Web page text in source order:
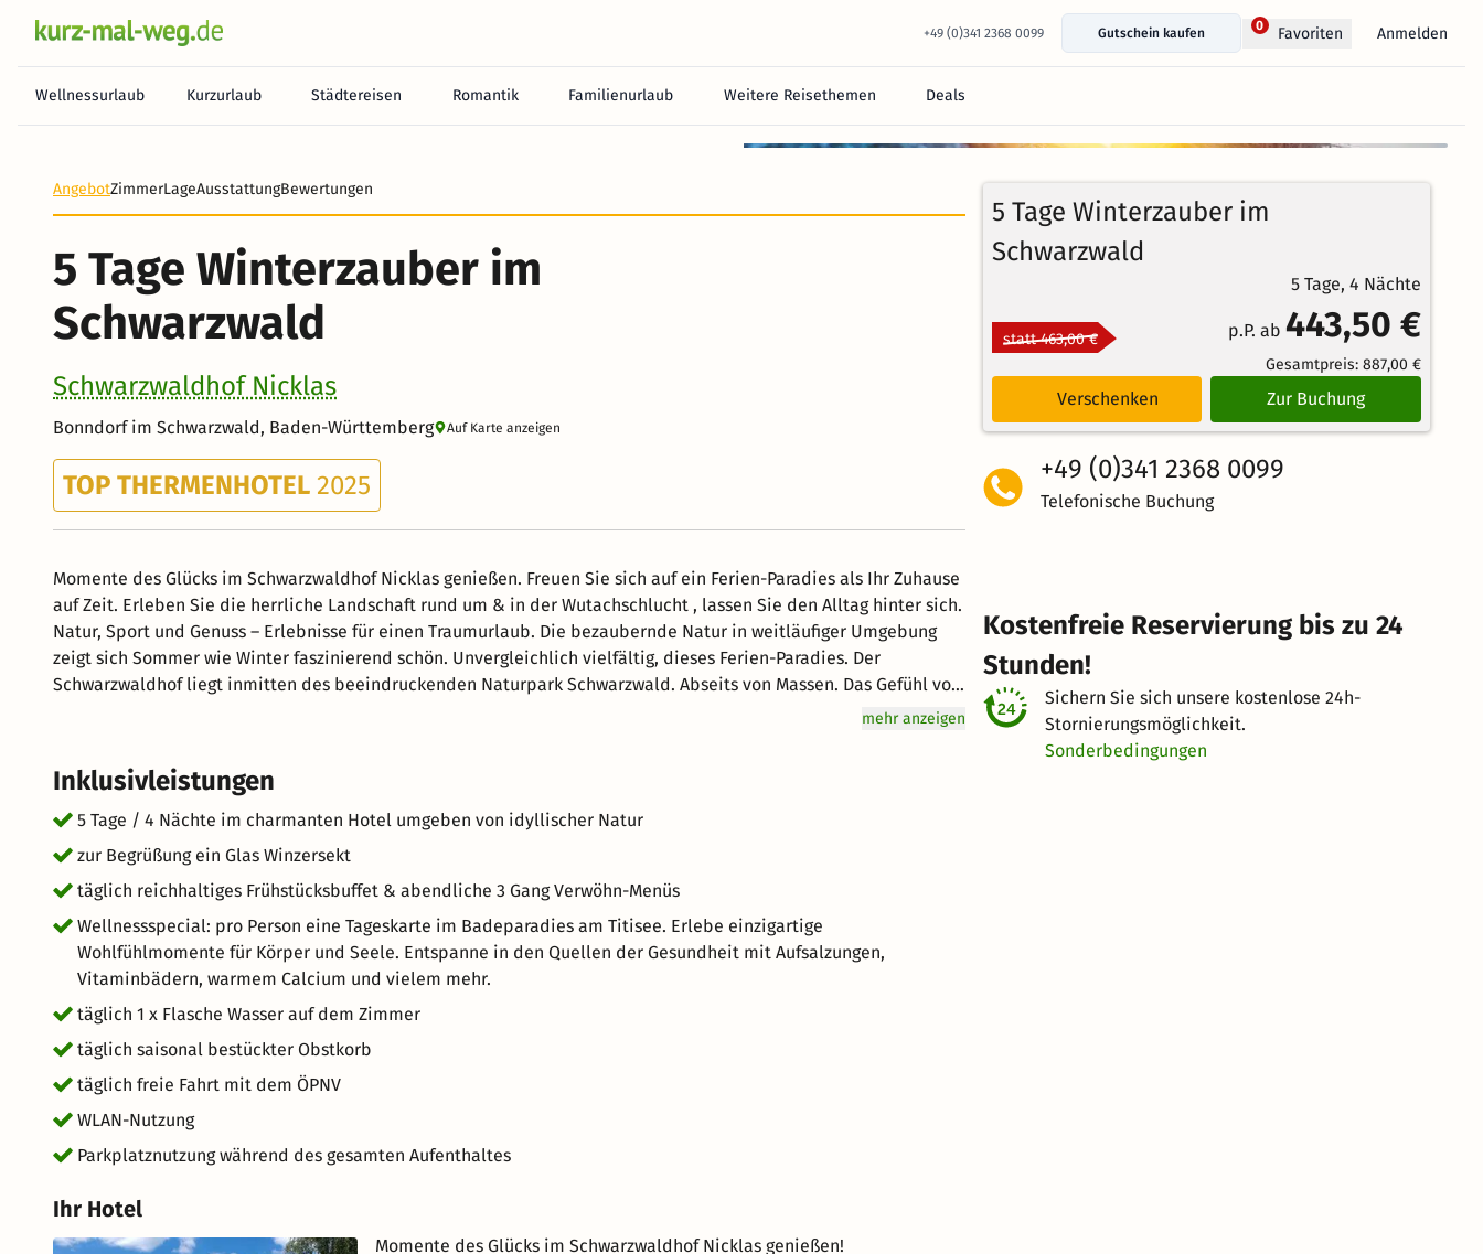
+49 (0)341 2368 0099 Gutschein kaufen
0 Favoriten Anmelden
Wellnessurlaub Kurzurlaub Städtereisen Romantik Familienurlaub Weitere Reisethemen Deals
100%
Weiterempfehlung
AngebotZimmerLageAusstattungBewertungen
5 Tage Winterzauber im
Schwarzwald
Schwarzwaldhof Nicklas
Bonndorf im Schwarzwald, Baden-Württemberg Auf Karte anzeigen
TOP THERMENHOTEL 2025
Momente des Glücks im Schwarzwaldhof Nicklas genießen. Freuen Sie sich auf ein Ferien-Paradies als Ihr Zuhause
auf Zeit. Erleben Sie die herrliche Landschaft rund um & in der Wutachschlucht , lassen Sie den Alltag hinter sich.
Natur, Sport und Genuss – Erlebnisse für einen Traumurlaub. Die bezaubernde Natur in weitläufiger Umgebung
zeigt sich Sommer wie Winter faszinierend schön. Unvergleichlich vielfältig, dieses Ferien-Paradies. Der
Schwarzwaldhof liegt inmitten des beeindruckenden Naturpark Schwarzwald. Abseits von Massen. Das Gefühl von
Freiheit spüren. Starten Sie direkt vom Hotel aus in Sommer- & Winteraktivitäten aller Art. Morgens wartet ein
Lassen Sie sich von der hervorragenden Küche im Rahmen der Halbpension, in der Schwarzwaldstube oder auf
der Sonnenterrasse überraschen.
mehr anzeigen
Inklusivleistungen
5 Tage / 4 Nächte im charmanten Hotel umgeben von idyllischer Natur
zur Begrüßung ein Glas Winzersekt
täglich reichhaltiges Frühstücksbuffet & abendliche 3 Gang Verwöhn-Menüs
Wellnessspecial: pro Person eine Tageskarte im Badeparadies am Titisee. Erlebe einzigartige
Wohlfühlmomente für Körper und Seele. Entspanne in den Quellen der Gesundheit mit Aufsalzungen,
Vitaminbädern, warmem Calcium und vielem mehr.
täglich 1 x Flasche Wasser auf dem Zimmer
täglich saisonal bestückter Obstkorb
täglich freie Fahrt mit dem ÖPNV
WLAN-Nutzung
Parkplatznutzung während des gesamten Aufenthaltes
Ihr Hotel
Momente des Glücks im Schwarzwaldhof Nicklas genießen!
5 Tage Winterzauber im
Schwarzwald
5 Tage, 4 Nächte
statt 463,00 € p.P. ab 443,50 €
Gesamtpreis: 887,00 €
Verschenken Zur Buchung
+49 (0)341 2368 0099
Telefonische Buchung
Kostenfreie Reservierung bis zu 24
Stunden!
Sichern Sie sich unsere kostenlose 24h-
Stornierungsmöglichkeit.
Sonderbedingungen